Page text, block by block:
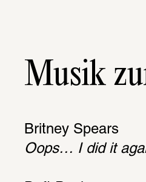
Musik
Brit­ney Spears
Oops… I did it